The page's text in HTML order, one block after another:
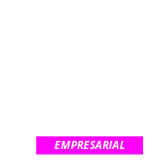
EMPRESARIAL